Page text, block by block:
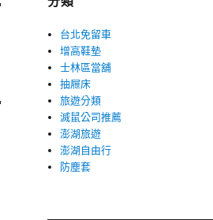
台北免留車
增高鞋墊
士林區當舖
抽屜床
旅遊分類
滅鼠公司推薦
澎湖旅遊
澎湖自由行
防塵套